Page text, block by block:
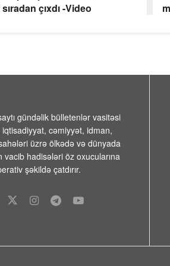
çıxdı -Video
gündəlik bülletenlər vasitəsi
cəmiyyət, idman,
üzrə ölkədə və dünyada
vacib hadisələri öz oxucularına
şəkildə çatdırır.